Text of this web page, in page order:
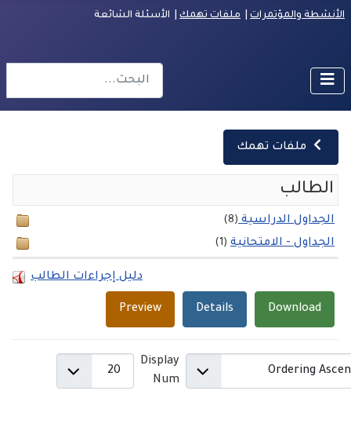
الأنشطة والمؤتمرات ملفات تهمك | الأسئلة الشائعة
ملفات تهمك
الطالب
الجداول الدراسية(8)
الجداول - الامتحانية (1)
دليل إجراءات الطالب
Download
Details
Preview
Display
Num